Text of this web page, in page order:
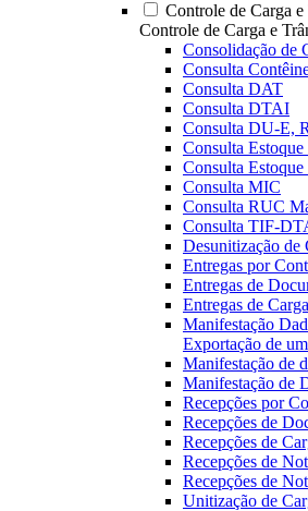
Controle de Carga
Controle de Carga e
Consolidação de
Consulta
Consulta DAT
Consulta DTAI
Consulta DU-E,
Consulta
Consulta
Consulta MIC
Consulta RUC
Consulta TIF-
Desunitização de
Entregas por
Entregas de
Entregas de
Manifestação
Exportação de
Manifestação de
Manifestação de
Recepções por
Recepções de
Recepções de
Recepções de
Recepções de
Unitização de